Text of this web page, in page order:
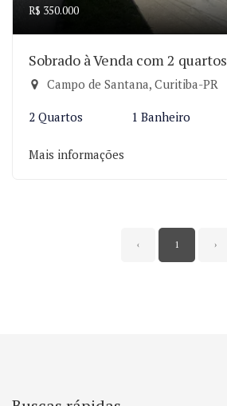
R$ 350.000
Sobrado à Venda com 2 quartos
Campo de Santana, Curitiba-PR
2 Quartos 1 Banheiro
Mais informações
‹ 1 ›